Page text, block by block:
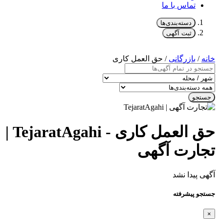
تماس با ما
دسته‌بندی‌ها
ثبت آگهی
خانه / بازرگانی / حق العمل کاری
جستجو
حق العمل کاری - TejaratAgahi |
تجارت آگهی
آگهی پیدا نشد
جستجو پیشرفته
×